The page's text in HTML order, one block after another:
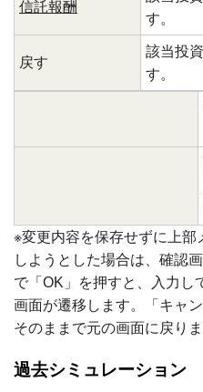
信託報酬
す。
戻す
該当投
す。
※変更内容を保存せずに上部
しようとした場合は、確認
で「OK」を押すと、入力し
画面が遷移します。「キャ
そのままで元の画面に戻りま
過去シミュレーション